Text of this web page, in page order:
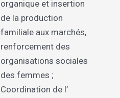
organique et insertion
de la production
familiale aux marchés,
renforcement des
organisations sociales
des femmes ;
Coordination de l’